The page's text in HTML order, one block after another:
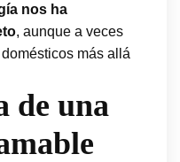
nos ha
, aunque a veces
más allá
de una